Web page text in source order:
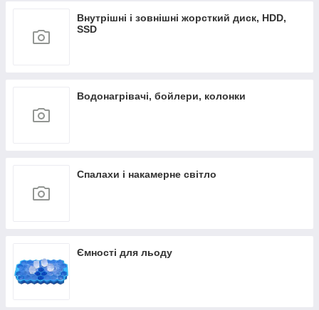
Внутрішні і зовнішні жорсткий диск, HDD,
SSD
Водонагрівачі, бойлери, колонки
Спалахи і накамерне світло
Ємності для льоду